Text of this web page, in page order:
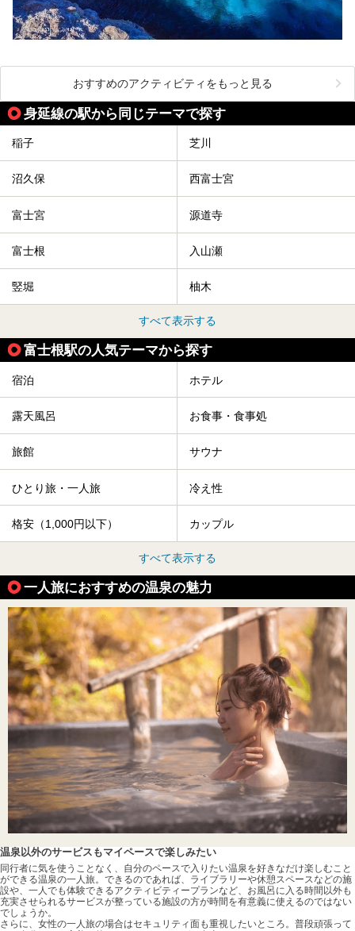
おすすめのアクティビティをもっと見る
身延線の駅から同じテーマで探す
稲子 芝川
沼久保 西富士宮
富士宮 源道寺
富士根 入山瀬
竪堀 柚木
すべて表示する
富士根駅の人気テーマから探す
宿泊 ホテル
露天風呂 お食事・食事処
旅館 サウナ
ひとり旅・一人旅 冷え性
格安（1,000円以下） カップル
すべて表示する
一人旅におすすめの温泉の魅力
温泉以外のサービスもマイペースで楽しみたい
同行者に気を使うことなく、自分のペースで入りたい温泉を好きなだけ楽しむこと
ができる温泉の一人旅。できるのであれば、ライブラリーや休憩スペースなどの施
設や、一人でも体験できるアクティビティープランなど、お風呂に入る時間以外も
充実させられるサービスが整っている施設の方が時間を有意義に使えるのではない
でしょうか。
さらに、女性の一人旅の場合はセキュリティ面も重視したいところ。普段頑張って